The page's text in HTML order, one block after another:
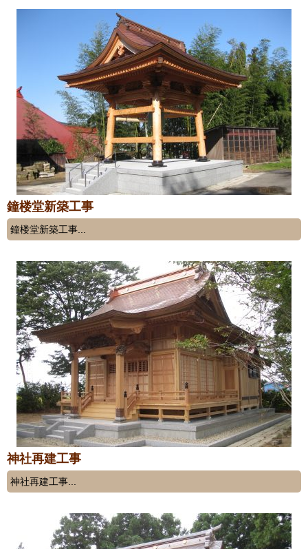
鐘楼堂新築工事
鐘楼堂新築工事...
神社再建工事
神社再建工事...